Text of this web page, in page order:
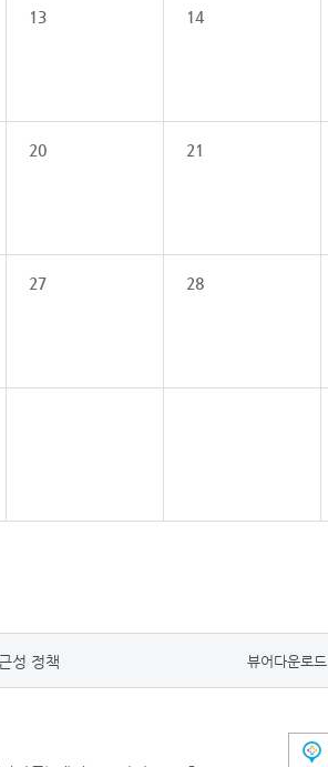
13 14
20 21
27 28
성 정책 뷰어다운로드